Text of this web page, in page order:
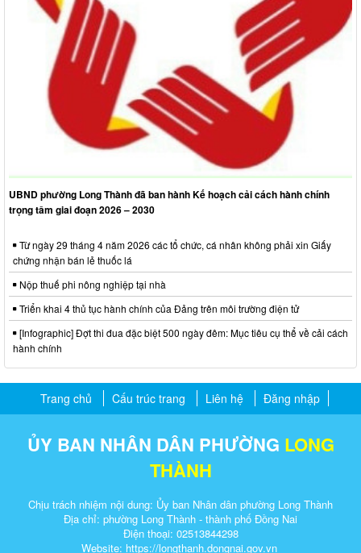
UBND phường Long Thành đã ban hành Kế hoạch cải cách hành chính
trọng tâm giai đoạn 2026 – 2030
Từ ngày 29 tháng 4 năm 2026 các tổ chức, cá nhân không phải xin Giấy
chứng nhận bán lẻ thuốc lá
Nộp thuế phi nông nghiệp tại nhà
Triển khai 4 thủ tục hành chính của Đảng trên môi trường điện tử
[Infographic] Đợt thi đua đặc biệt 500 ngày đêm: Mục tiêu cụ thể về cải cách
hành chính
Trang chủ Cấu trúc trang Liên hệ Đăng nhập
ỦY BAN NHÂN DÂN PHƯỜNG LONG
THÀNH
Chịu trách nhiệm nội dung: Ủy ban Nhân dân phường Long Thành
Địa chỉ: phường Long Thành - thành phố Đồng Nai
Điện thoại: 02513844298
Website: https://longthanh.dongnai.gov.vn